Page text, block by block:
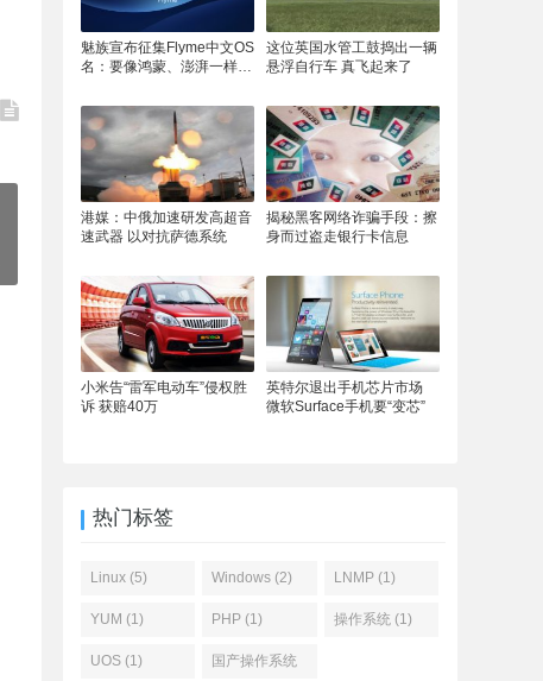
魅族宣布征集Flyme中文OS
名：要像鸿蒙、澎湃一样响
这位英国水管工鼓捣出一辆
悬浮自行车 真飞起来了
港媒：中俄加速研发高超音
速武器 以对抗萨德系统
揭秘黑客网络诈骗手段：擦
身而过盗走银行卡信息
小米告“雷军电动车”侵权胜
诉 获赔40万
英特尔退出手机芯片市场
微软Surface手机要“变芯”
热门标签
Linux (5) Windows (2) LNMP (1)
YUM (1) PHP (1) 操作系统 (1)
UOS (1) 国产操作系统